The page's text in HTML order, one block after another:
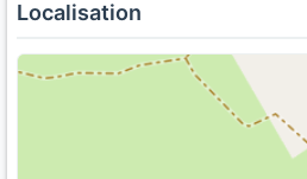
Localisation